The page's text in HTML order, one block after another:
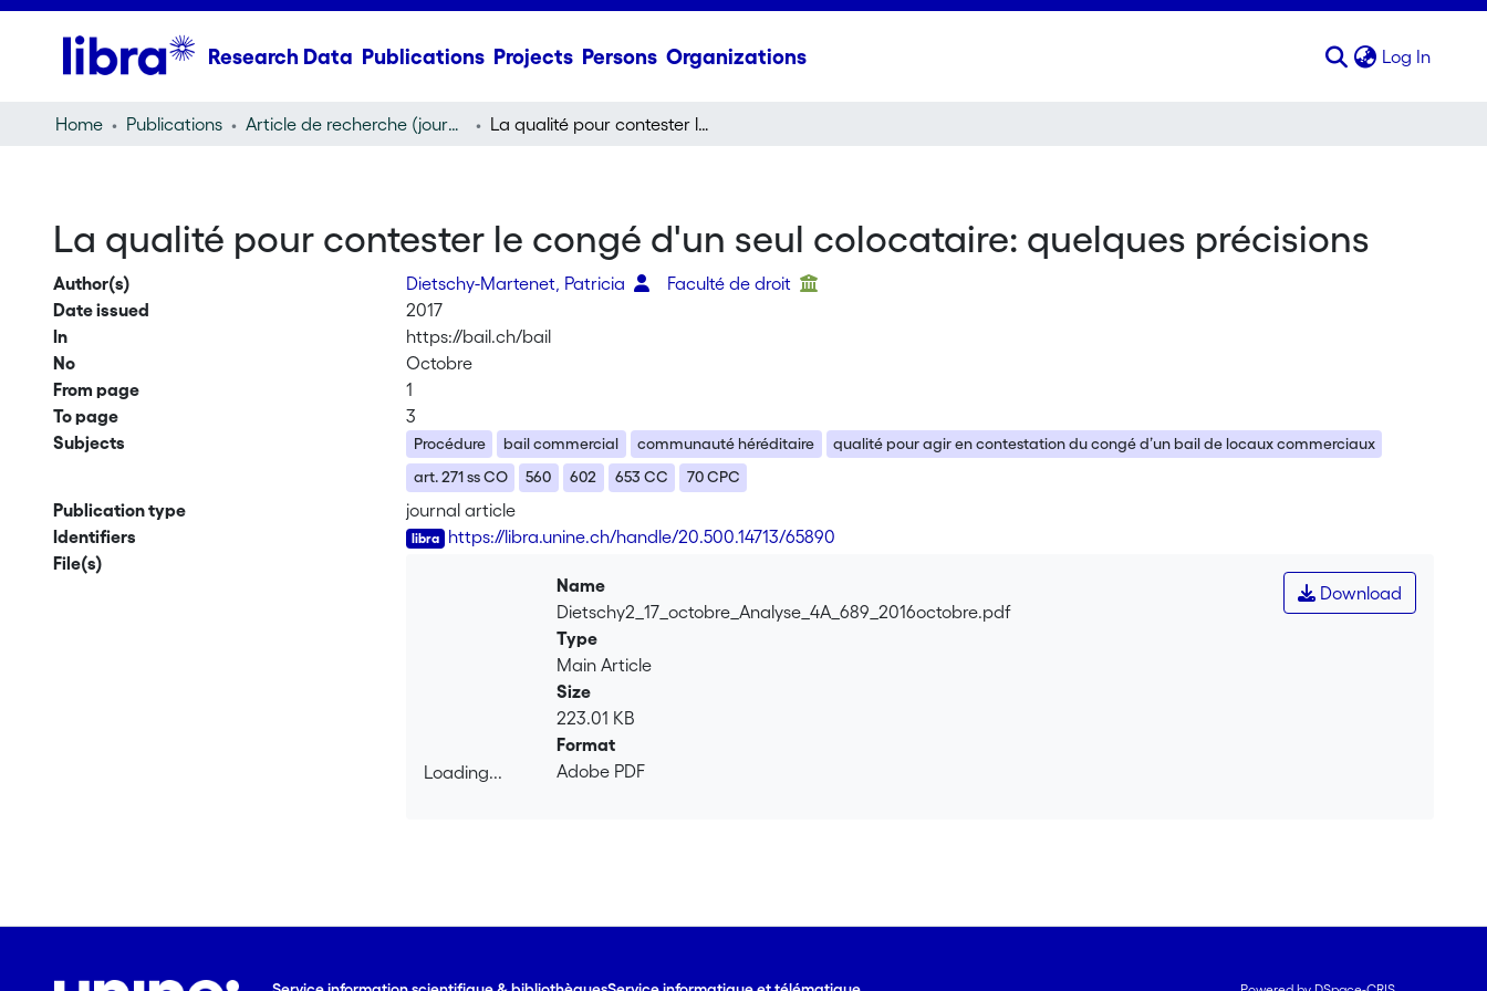
Research Data Publications Projects Persons Organizations Log In
Home Publications Article de recherche (journal article) La qualité pour contester le congé d'un seul colocataire: quelques précisions
La qualité pour contester le congé d'un seul colocataire: quelques précisions
Author(s) Dietschy-Martenet, Patricia
Faculté de droit
Date issued
2017
In
https://bail.ch/bail
No
Octobre
From page
1
To page
3
Subjects
Procédure bail commercial communauté héréditaire
qualité pour agir en contestation du congé d’un bail de locaux commerciaux
art. 271 ss CO
560 602 653 CC 70 CPC
Publication type
journal article
Identifiers
https://libra.unine.ch/handle/20.500.14713/65890
File(s)
Loading...
Download
Name
Dietschy2_17_octobre_Analyse_4A_689_2016octobre.pdf
Type
Main Article
Size
223.01 KB
Format
Adobe PDF